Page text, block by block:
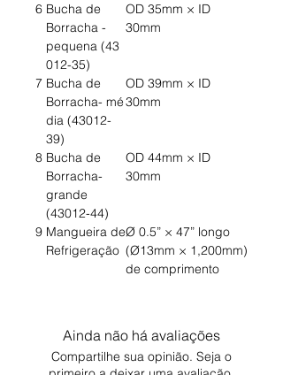
6 Bucha de
Borracha -
pequena (43
012-35)
OD 35mm × ID
30mm
7 Bucha de
Borracha- mé
dia (43012-
39)
OD 39mm × ID
30mm
8 Bucha de
Borracha-
grande
(43012-44)
OD 44mm × ID
30mm
9 Mangueira de
Refrigeração
Ø 0.5” × 47” longo
(Ø13mm × 1,200mm)
de comprimento
Ainda não há avaliações
Compartilhe sua opinião. Seja o